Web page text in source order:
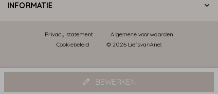
BEWERKEN
INFORMATIE
Privacy statement
Algemene voorwaarden
Cookiebeleid
© 2026 LiefsvanAnet